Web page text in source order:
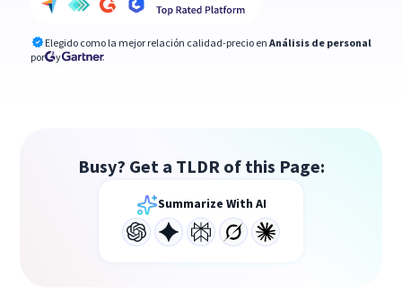
Elegido como la mejor relación calidad-precio en Análisis de personal
por
y
Busy? Get a TLDR of this Page:
Summarize With AI